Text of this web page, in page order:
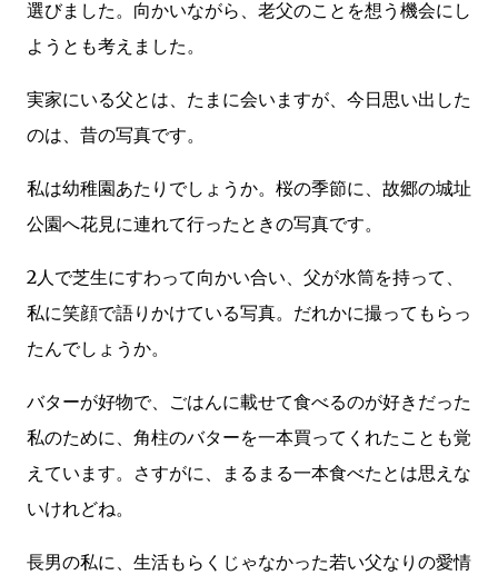
選びました。向かいながら、老父のことを想う機会にし
ようとも考えました。
実家にいる父とは、たまに会いますが、今日思い出した
のは、昔の写真です。
私は幼稚園あたりでしょうか。桜の季節に、故郷の城址
公園へ花見に連れて行ったときの写真です。
2人で芝生にすわって向かい合い、父が水筒を持って、
私に笑顔で語りかけている写真。だれかに撮ってもらっ
たんでしょうか。
バターが好物で、ごはんに載せて食べるのが好きだった
私のために、角柱のバターを一本買ってくれたことも覚
えています。さすがに、まるまる一本食べたとは思えな
いけれどね。
長男の私に、生活もらくじゃなかった若い父なりの愛情